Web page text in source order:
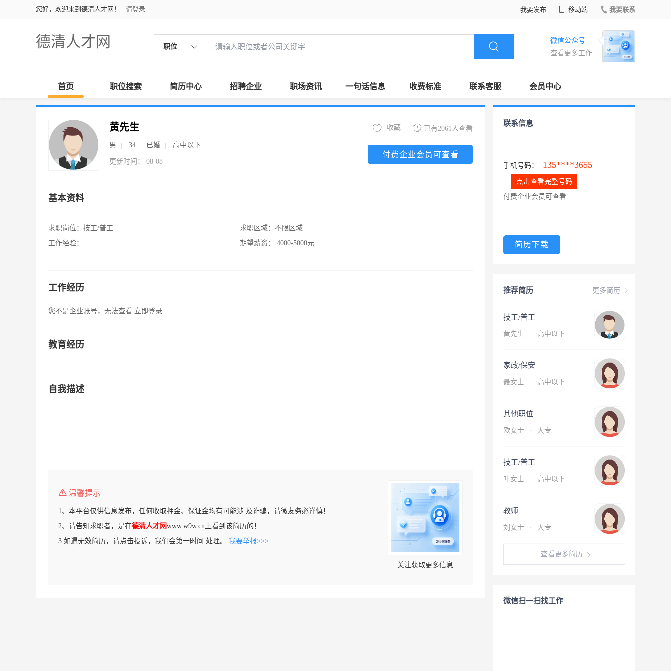
您好，欢迎来到德清人才网！ 请登录 我要发布 移动端 我要联系
德清人才网 职位
微信公众号
查看更多工作
首页 职位搜索 简历中心 招聘企业 职场资讯 一句话信息 收费标准 联系客服 会员中心
黄先生
男 34 已婚 高中以下
更新时间： 08-08
已有2061人查看
收藏
付费企业会员可查看
基本资料
求职岗位： 技工/普工
工作经验：
求职区域： 不限区域
期望薪资：
4000-5000元
工作经历
您不是企业账号，无法查看 立即登录
教育经历
自我描述
温馨提示
1、本平台仅供信息发布，任何收取押金、保证金均有可能涉 及诈骗，请微友务必谨慎！
2、请告知求职者，是在德清人才网www.w9w.cn上看到该简历的！
3.如遇无效简历，请点击投诉，我们会第一时间 处理。 我要举报>>>
关注获取更多信息
联系信息
手机号码： 135****3655
点击查看完整号码
付费企业会员可查看
简历下载
更多简历
推荐简历
技工/普工
黄先生 · 高中以下
家政/保安
聂女士 · 高中以下
其他职位
欧女士 · 大专
技工/普工
叶女士 · 高中以下
教师
刘女士 · 大专
查看更多简历
微信扫一扫找工作